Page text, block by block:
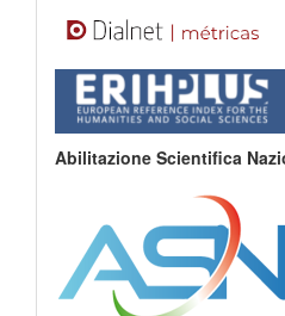
Abilitazione Scientifica